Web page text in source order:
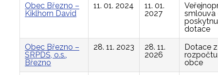
Obec Březno –
Kiklhorn David
11. 01. 2024
11. 01.
2027
smlouva
dotace
Obec Březno –
SRPDŠ, o.s.,
Březno
28. 11. 2023
28. 11.
2026
Dotace z
rozpočtu
obce